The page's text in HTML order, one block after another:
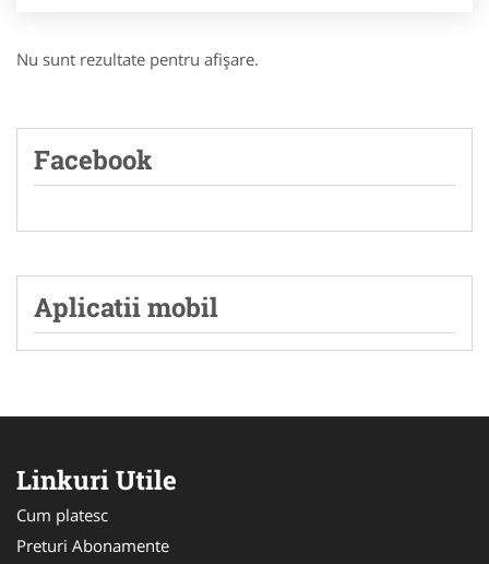
Nu sunt rezultate pentru afişare.
Facebook
Aplicatii mobil
Linkuri Utile
Cum platesc
Preturi Abonamente